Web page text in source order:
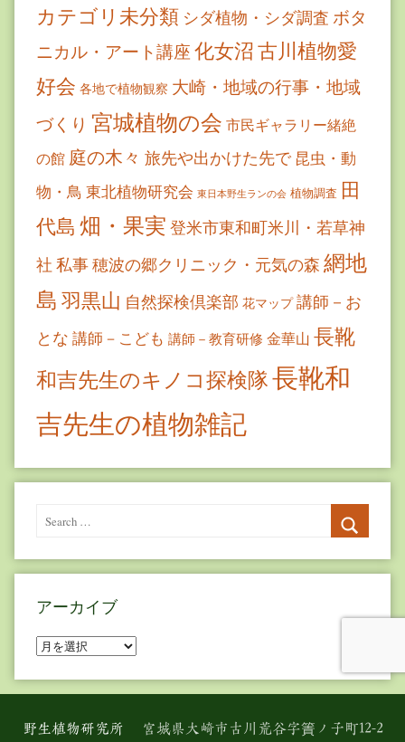
カテゴリ未分類 シダ植物・シダ調査 ボタ
ニカル・アート講座 化女沼古川植物愛
好会 各地で植物観察 大崎・地域の行事・地域
づくり 宮城植物の会 市民ギャラリー緒絶
の館 庭の木々 旅先や出かけた先で 昆虫・動
物・鳥 東北植物研究会 東日本野生ランの会 植物調査 田
代島 畑・果実 登米市東和町米川・若草神
社 私事穂波の郷クリニック・元気の森 網地
島 羽黒山 自然探検倶楽部 花マップ 講師－お
とな 講師－こども 講師－教育研修 金華山 長靴
和吉先生のキノコ探検隊長靴和
吉先生の植物雑記
Search
アーカイブ
ア
カ
イ
野生植物研究所 宮城県大崎市古川荒谷字簀ノ子町12-2